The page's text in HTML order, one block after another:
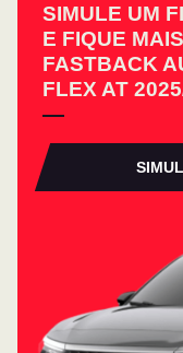
SIMULE UM
E FIQUE
FASTBACK
FLEX AT